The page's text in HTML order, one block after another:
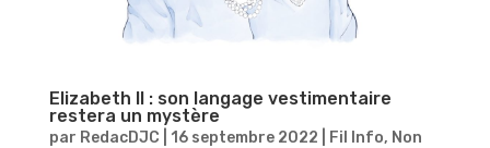
Elizabeth II : son langage vestimentaire
restera un mystère
par RedacDJC 16 septembre 2022 Fil Info, Non